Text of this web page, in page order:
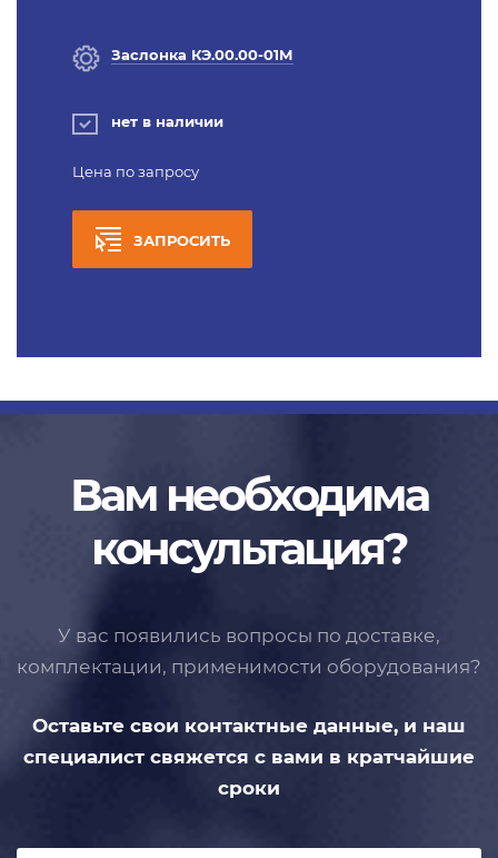
Заслонка КЭ.00.00-01М
нет в наличии
Цена по запросу
ЗАПРОСИТЬ
Вам необходима
консультация?
У вас появились вопросы по доставке,
комплектации, применимости оборудования?
Оставьте свои контактные данные, и наш
специалист свяжется с вами в кратчайшие
сроки